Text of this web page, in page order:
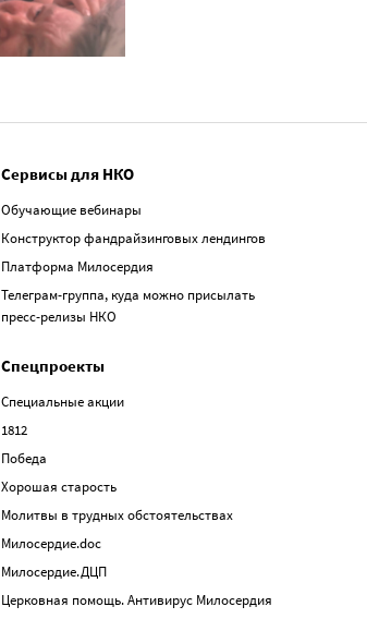
Сервисы для НКО
Обучающие вебинары
Конструктор фандрайзинговых лендингов
Платформа Милосердия
Телеграм-группа, куда можно присылать
пресс-релизы НКО
Спецпроекты
Специальные акции
1812
Победа
Хорошая старость
Молитвы в трудных обстоятельствах
Милосердие.doc
Милосердие.ДЦП
Церковная помощь. Антивирус Милосердия